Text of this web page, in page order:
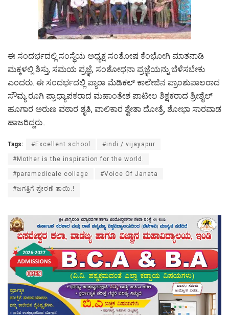
ಈ ಸಂದರ್ಭದಲ್ಲಿ ಸಂಸ್ಥೆಯ ಅಧ್ಯಕ್ಷ ಸಂತೋಷ ಕೆಂಭೋಗಿ ಮಾತನಾಡಿ
ಮಕ್ಕಳಲ್ಲಿ ಶಿಸ್ತು, ಸಮಯ ಪ್ರಜ್ಞೆ, ಸಂಶೋಧನಾ ಪ್ರಜ್ಞೆಯನ್ನು ಬೆಳೆಸಬೇಕು
ಎಂದರು. ಈ ಸಂದರ್ಭದಲ್ಲಿ ಪ್ಯಾರಾ ಮೆಡಿಕಲ್ ಕಾಲೇಜಿನ ಪ್ರಾಂಶುಪಾಲರಾದ
ಸೌಮ್ಯ ರೂಗಿ ಪ್ರಾಧ್ಯಾಪಕರಾದ ಮಹಾಂತೇಶ ಪಾಟೀಲ ಶಿಕ್ಷಕರಾದ ಶ್ರೀಶೈಲ್
ಹೂಗಾರ ಅರುಣ ವಠಾರ ಶೃತಿ, ವಾಲಿಕಾರ ಶ್ವೇತಾ ದೋತ್ರೆ, ಶೋಭಾ ಸಾರವಾಡ
ಹಾಜರಿದ್ದರು..
Tags: #Excellent school #indi / vijayapur
#Mother is the inspiration for the world.
#paramedicale collage #Voice Of Janata
#ಜಗತ್ತಿಗೆ ಪ್ರೇರಣೆ ತಾಯಿ.!